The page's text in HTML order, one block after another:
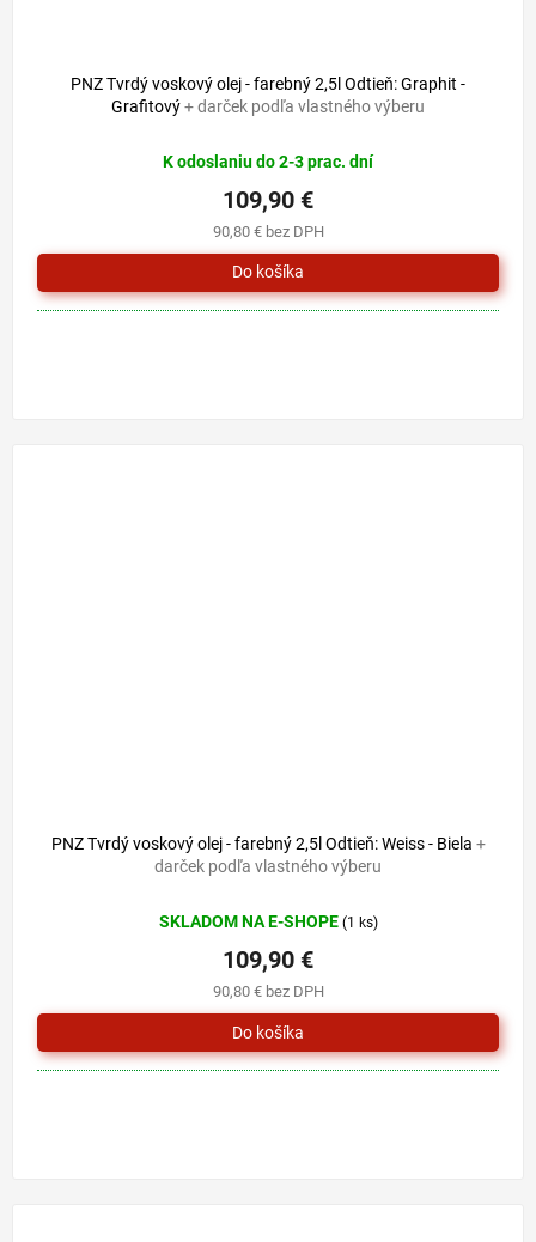
PNZ Tvrdý voskový olej - farebný 2,5l Odtieň: Graphit -
Grafitový+ darček podľa vlastného výberu
K odoslaniu do 2-3 prac. dní
90,80 € bez DPH
109,90 €
PNZ Tvrdý voskový olej - farebný 2,5l Odtieň: Weiss - Biela +
darček podľa vlastného výberu
SKLADOM NA E-SHOPE (1 ks)
90,80 € bez DPH
109,90 €